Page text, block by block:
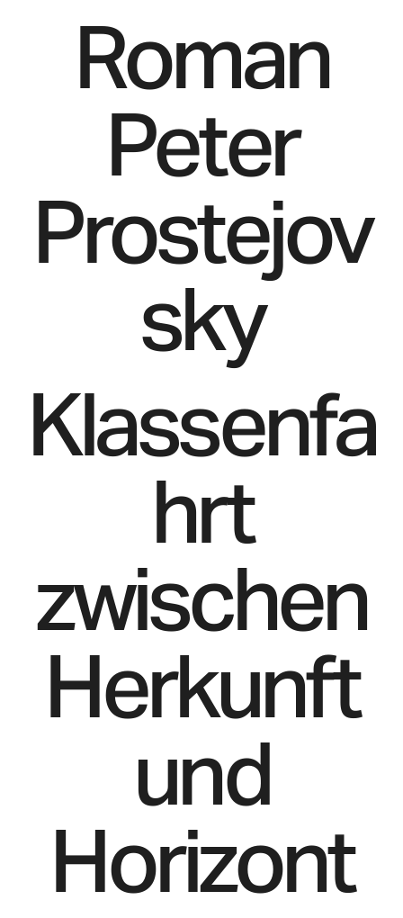
Roman
Peter
Prostejov
sky
Klassenfa
hrt
zwischen
Herkunft
und
Horizont